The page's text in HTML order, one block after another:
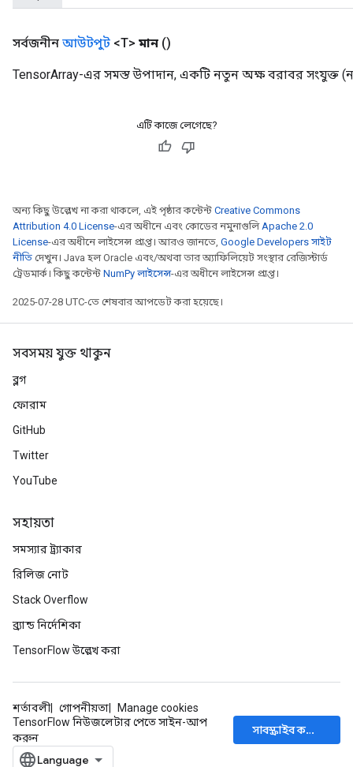
সর্বজনীন আউটপুট <T> মান ()
TensorArray-এর সমস্ত উপাদান, একটি নতুন অক্ষ বরাবর সংযুক্ত
এটি কাজে লেগেছে?
অন্য কিছু উল্লেখ না করা থাকলে, এই পৃষ্ঠার কন্টেন্ট Creative Commons
Attribution 4.0 License-এর অধীনে এবং কোডের নমুনাগুলিApache 2.0
License-এর অধীনে লাইসেন্স প্রাপ্ত। আরও জানতে, Google Developers সাইট
নীতি দেখুন। Java হল Oracle এবং/অথবা তার অ্যাফিলিয়েট সংস্থার রেজিস্টার্ড
ট্রেডমার্ক। কিছু কন্টেন্ট NumPy লাইসেন্স-এর অধীনে লাইসেন্স প্রাপ্ত।
2025-07-28 UTC-তে শেষবার আপডেট করা হয়েছে।
সবসময় যুক্ত থাকুন
ব্লগ
ফোরাম
GitHub
Twitter
YouTube
সহায়তা
সমস্যার ট্র্যাকার
রিলিজ নোট
Stack Overflow
ব্র্যান্ড নির্দেশিকা
TensorFlow উল্লেখ করা
শর্তাবলী গোপনীয়তা
Manage cookies
TensorFlow নিউজলেটার পেতে সাইন-আপ
করুন
সাবস্ক্রাইব করুন